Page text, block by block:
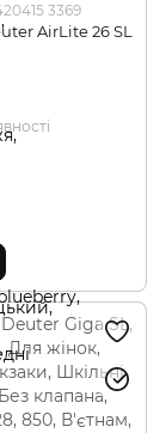
3369
AirLite 26 SL